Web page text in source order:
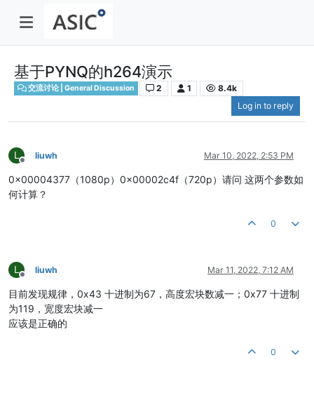
基于PYNQ的h264演示
交流讨论 | General Discussion 2 1
8.4k
Log in to reply
L
Offline
liuwh Mar 10, 2022, 2:53 PM
0x00004377（1080p）0x00002c4f（720p）请问 这两个参数如
何计算？
0
L
Offline
liuwh Mar 11, 2022, 7:12 AM
目前发现规律，0x43 十进制为67，高度宏块数减一；0x77 十进制
为119，宽度宏块减一
应该是正确的
0